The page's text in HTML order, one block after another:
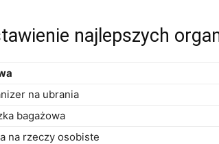
najlepszych
na ubrania
bagażowa
na ​rzeczy osobiste